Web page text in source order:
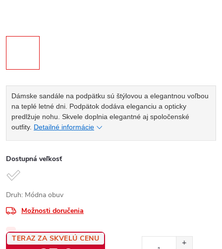
Dámske sandále na podpätku sú štýlovou a elegantnou voľbou
na teplé letné dni. Podpätok dodáva eleganciu a opticky
predlžuje nohu. Skvele doplnia elegantné aj spoločenské
outfity. Detailné informácie
Dostupná veľkosť
Druh: Módna obuv
Možnosti doručenia
TERAZ ZA SKVELÚ CENU